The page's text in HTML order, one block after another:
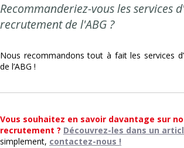
Recommanderiez-vous les services
recrutement de l'ABG ?
Nous recommandons tout à fait les services
de l’ABG !
Vous souhaitez en savoir davantage sur
recrutement ? Découvrez-les dans un
simplement, contactez-nous !